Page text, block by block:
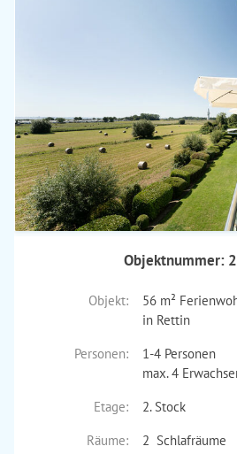
Objektnummer:
Objekt:
56 m²
in Rettin
Personen:
1-4 Personen
max. 4
Etage:
2. Stock
Räume:
2 Schlafräume